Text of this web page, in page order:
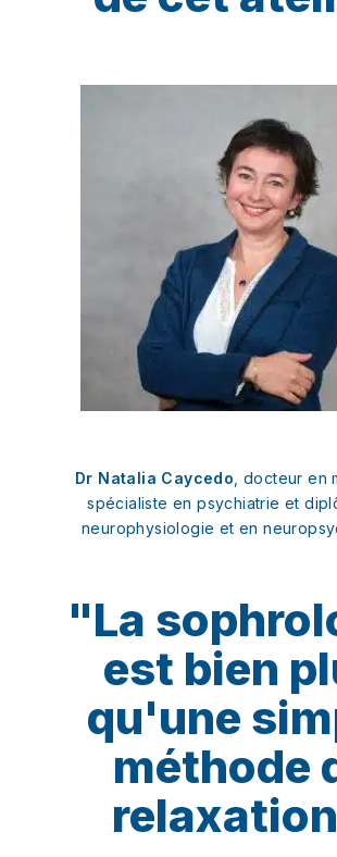
Dr Natalia Caycedo , docteur en
spécialiste en psychiatrie et
neurophysiologie et en
"La
est bien
qu'une
méthode